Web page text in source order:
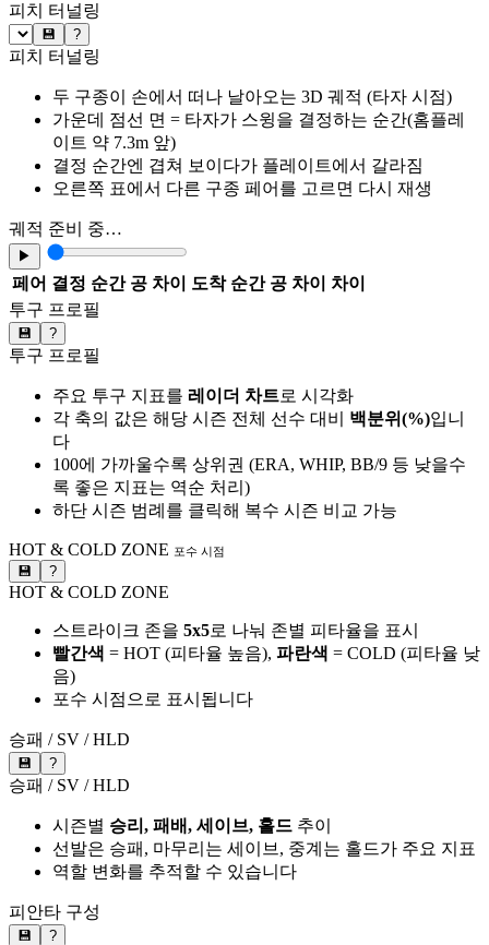
피치 터널링
💾 ?
피치 터널링
두 구종이 손에서 떠나 날아오는 3D 궤적 (타자 시점)
가운데 점선 면 = 타자가 스윙을 결정하는 순간(홈플레
이트 약 7.3m 앞)
결정 순간엔 겹쳐 보이다가 플레이트에서 갈라짐
오른쪽 표에서 다른 구종 페어를 고르면 다시 재생
궤적 준비 중…
▶
페어 결정 순간 공 차이 도착 순간 공 차이
차이
투구 프로필
💾 ?
투구 프로필
주요 투구 지표를 레이더 차트로 시각화
각 축의 값은 해당 시즌 전체 선수 대비 백분위(%)입니
다
100에 가까울수록 상위권 (ERA, WHIP, BB/9 등 낮을수
록 좋은 지표는 역순 처리)
하단 시즌 범례를 클릭해 복수 시즌 비교 가능
HOT & COLD ZONE 포수 시점
💾 ?
HOT & COLD ZONE
스트라이크 존을 5x5로 나눠 존별 피타율을 표시
빨간색 = HOT (피타율 높음), 파란색 = COLD (피타율 낮
음)
포수 시점으로 표시됩니다
승패 / SV / HLD
💾 ?
승패 / SV / HLD
시즌별 승리, 패배, 세이브, 홀드 추이
선발은 승패, 마무리는 세이브, 중계는 홀드가 주요 지표
역할 변화를 추적할 수 있습니다
피안타 구성
💾 ?